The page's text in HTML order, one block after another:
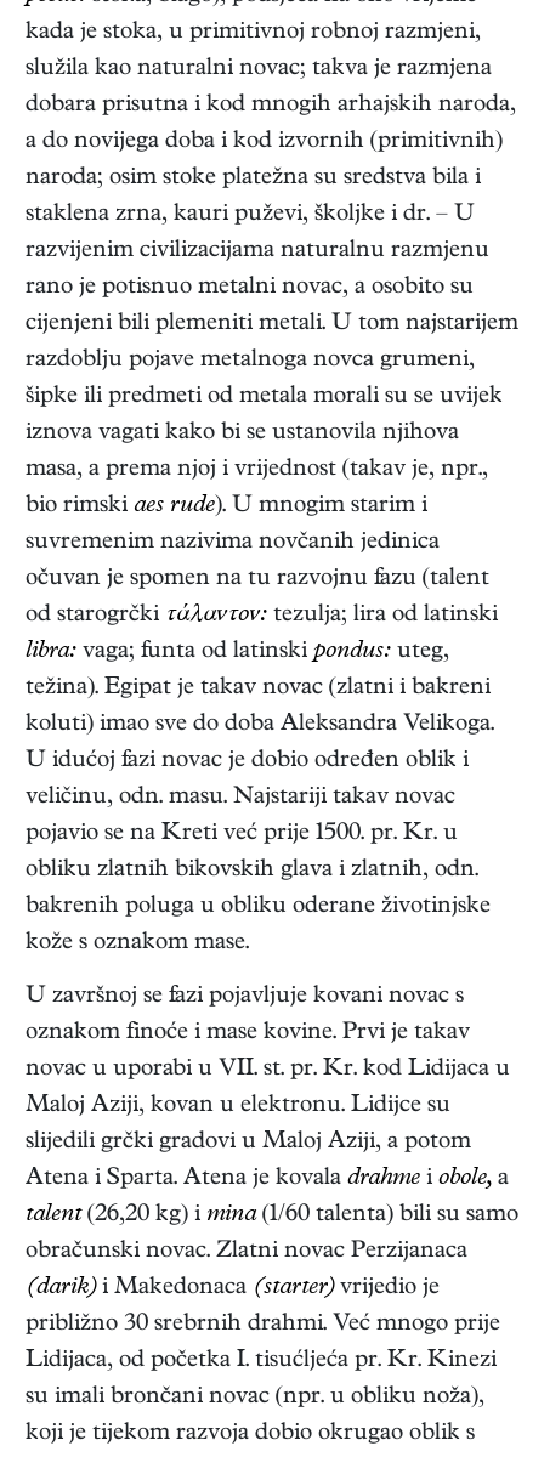
kada je stoka, u primitivnoj robnoj razmjeni,
služila kao naturalni novac; takva je razmjena
dobara prisutna i kod mnogih arhajskih naroda,
a do novijega doba i kod izvornih (primitivnih)
naroda; osim stoke platežna su sredstva bila i
staklena zrna, kauri puževi, školjke i dr. – U
razvijenim civilizacijama naturalnu razmjenu
rano je potisnuo metalni novac, a osobito su
cijenjeni bili plemeniti metali. U tom najstarijem
razdoblju pojave metalnoga novca grumeni,
šipke ili predmeti od metala morali su se uvijek
iznova vagati kako bi se ustanovila njihova
masa, a prema njoj i vrijednost (takav je, npr.,
bio rimski aes rude). U mnogim starim i
suvremenim nazivima novčanih jedinica
očuvan je spomen na tu razvojnu fazu (talent
od starogrčki τάλαντον: tezulja; lira od latinski
libra: vaga; funta od latinski pondus: uteg,
težina). Egipat je takav novac (zlatni i bakreni
koluti) imao sve do doba Aleksandra Velikoga.
U idućoj fazi novac je dobio određen oblik i
veličinu, odn. masu. Najstariji takav novac
pojavio se na Kreti već prije 1500. pr. Kr. u
obliku zlatnih bikovskih glava i zlatnih, odn.
bakrenih poluga u obliku oderane životinjske
kože s oznakom mase.
U završnoj se fazi pojavljuje kovani novac s
oznakom finoće i mase kovine. Prvi je takav
novac u uporabi u VII. st. pr. Kr. kod Lidijaca u
Maloj Aziji, kovan u elektronu. Lidijce su
slijedili grčki gradovi u Maloj Aziji, a potom
Atena i Sparta. Atena je kovala drahme i obole, a
talent(26,20 kg) i mina(1/60 talenta) bili su samo
obračunski novac. Zlatni novac Perzijanaca
(darik)i Makedonaca (starter)vrijedio je
približno 30 srebrnih drahmi. Već mnogo prije
Lidijaca, od početka I. tisućljeća pr. Kr. Kinezi
su imali brončani novac (npr. u obliku noža),
koji je tijekom razvoja dobio okrugao oblik s